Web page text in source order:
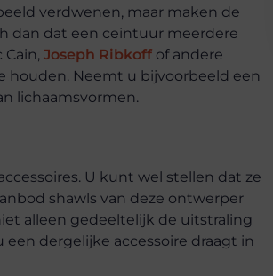
verdwenen, maar maken de
dan dat een ceintuur meerdere
Joseph Ribkoff of andere
houden. Neemt u bijvoorbeeld een
lichaamsvormen.
U kunt wel stellen dat ze
shawls van deze ontwerper
alleen gedeeltelijk de uitstraling
dergelijke accessoire draagt in